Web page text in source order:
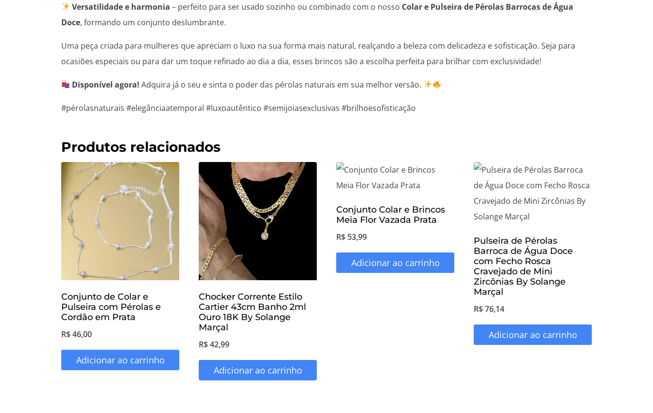
Versatilidade e harmonia – perfeito para ser usado sozinho ou combinado com o nosso Colar e Pulseira de Pérolas Barrocas de Água
Doce, formando um conjunto deslumbrante.
Uma peça criada para mulheres que apreciam o luxo na sua forma mais natural, realçando a beleza com delicadeza e sofisticação. Seja para
ocasiões especiais ou para dar um toque refinado ao dia a dia, esses brincos são a escolha perfeita para brilhar com exclusividade!
Disponível agora! Adquira já o seu e sinta o poder das pérolas naturais em sua melhor versão.
#pérolasnaturais #elegânciaatemporal #luxoautêntico #semijoiasexclusivas #brilhoesofisticação
Produtos relacionados
Conjunto de Colar e
Pulseira com Pérolas e
Cordão em Prata
R$46,00
Adicionar ao carrinho
Chocker Corrente Estilo
Cartier 43cm Banho 2ml
Ouro 18K By Solange
Marçal
R$42,99
Adicionar ao carrinho
Conjunto Colar e Brincos
Meia Flor Vazada Prata
R$ 53,99
Adicionar ao carrinho
Pulseira de Pérolas
Barroca de Água Doce
com Fecho Rosca
Cravejado de Mini
Zircônias By Solange
Marçal
R$76,14
Adicionar ao carrinho